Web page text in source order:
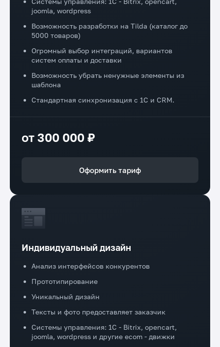
joomla, wordpress
Возможность разработки на Tilda (каталог до
5000 товаров)
Огромный выбор интеграций, вариантов
систем оплаты и доставки
Возможность убрать ненужные элементы из
шаблона
Стандартная синхронизация с 1С и CRM.
от 300 000 ₽
Оформить тариф
Индивидуальный дизайн
Анализ интерфейсов конкурентов
Прототипирование
Уникальный дизайн
Тексты и фото предоставляет заказчик
Системы управления: 1C - Bitrix, opencart,
joomla, wordpress и другие ecom - движки